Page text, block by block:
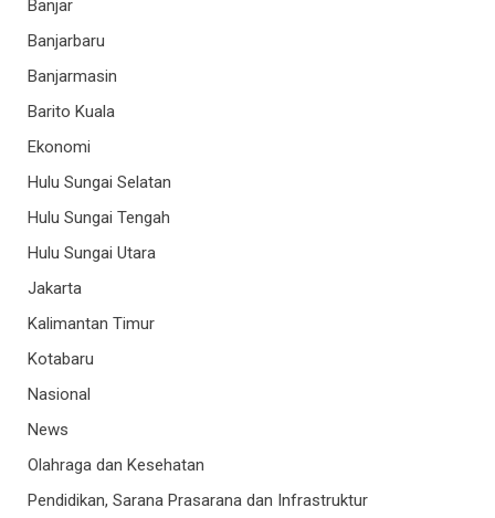
Banjar
Banjarbaru
Banjarmasin
Barito Kuala
Ekonomi
Hulu Sungai Selatan
Hulu Sungai Tengah
Hulu Sungai Utara
Jakarta
Kalimantan Timur
Kotabaru
Nasional
News
Olahraga dan Kesehatan
Pendidikan, Sarana Prasarana dan Infrastruktur